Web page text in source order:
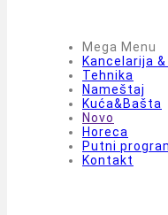
Mega Menu
Kancelarija
Tehnika
Nameštaj
Kuća&Bašta
Novo
Horeca
Putni
Kontakt